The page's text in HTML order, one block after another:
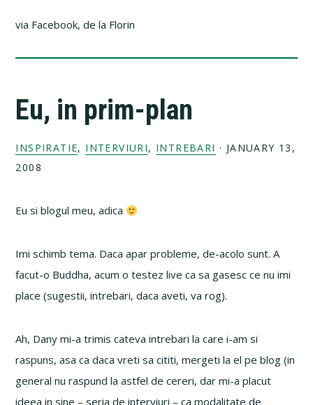
via Facebook, de la Florin
Eu, in prim-plan
INSPIRATIE, INTERVIURI, INTREBARI · JANUARY 13,
2008
Eu si blogul meu, adica
Imi schimb tema. Daca apar probleme, de-acolo sunt. A
facut-o Buddha, acum o testez live ca sa gasesc ce nu imi
place (sugestii, intrebari, daca aveti, va rog).
Ah, Dany mi-a trimis cateva intrebari la care i-am si
raspuns, asa ca daca vreti sa cititi, mergeti la el pe blog (in
general nu raspund la astfel de cereri, dar mi-a placut
ideea in sine – seria de interviuri – ca modalitate de